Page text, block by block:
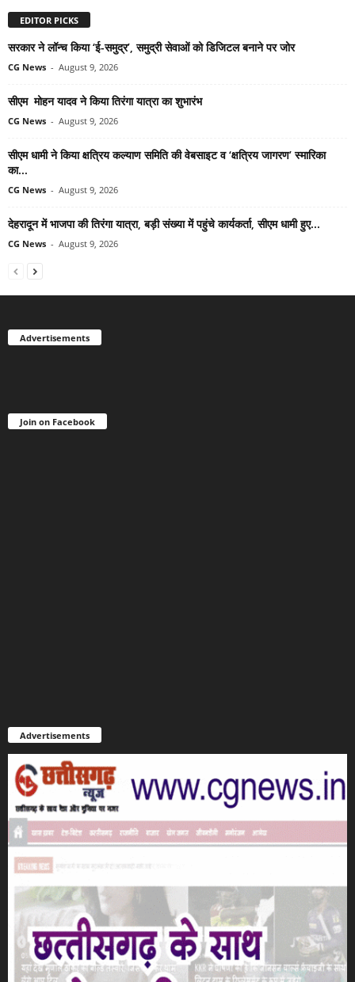
EDITOR PICKS
सरकार ने लॉन्च किया ‘ई-समुद्र’, समुद्री सेवाओं को डिजिटल बनाने पर जोर
CG News - August 9, 2026
सीएम मोहन यादव ने किया तिरंगा यात्रा का शुभारंभ
CG News - August 9, 2026
सीएम धामी ने किया क्षत्रिय कल्याण समिति की वेबसाइट व ‘क्षत्रिय जागरण’ स्मारिका
का...
CG News - August 9, 2026
देहरादून में भाजपा की तिरंगा यात्रा, बड़ी संख्या में पहुंचे कार्यकर्ता, सीएम धामी हुए...
CG News - August 9, 2026
Advertisements
Join on Facebook
Advertisements